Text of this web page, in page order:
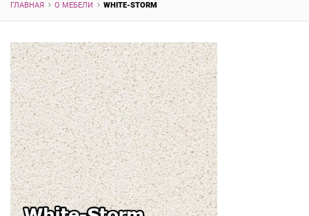
ГЛАВНАЯ О МЕБЕЛИ WHITE-STORM